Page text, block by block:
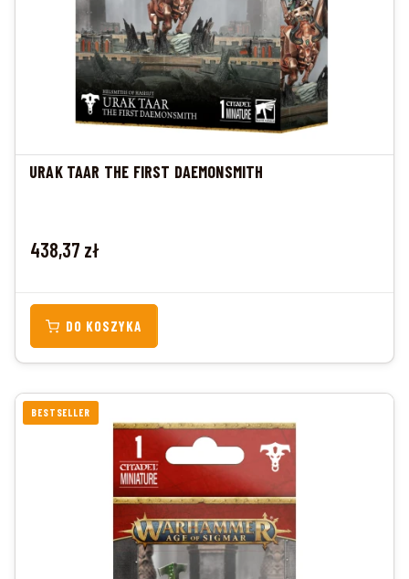
URAK TAAR THE FIRST DAEMONSMITH
Cena
438,37 zł
DO KOSZYKA
BESTSELLER